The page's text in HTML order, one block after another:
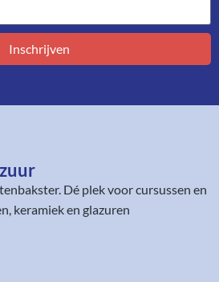
Inschrijven
. Dé plek voor cursussen en
keramiek en glazuren